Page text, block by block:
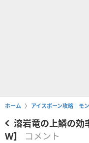
ホーム アイスボーン攻略｜モ
溶岩竜の上鱗の効
W】
コメント